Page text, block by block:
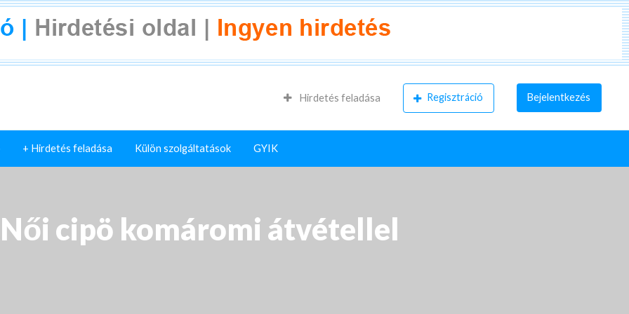
Hirdetés feladása Regisztráció Bejelentkezés
+ Hirdetés feladása Külön szolgáltatások GYIK
cipö komáromi átvétellel